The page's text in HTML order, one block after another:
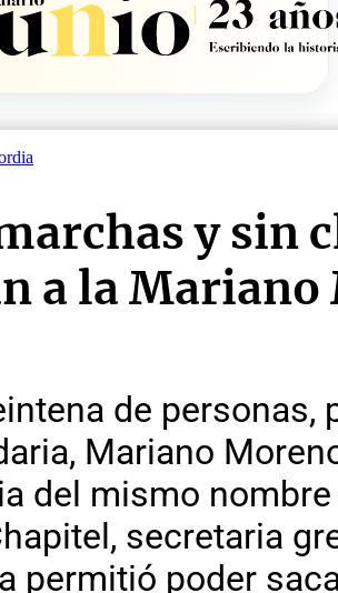
y sin
a la Mariano
de
Mariano
del mismo
secretaria
permitió poder